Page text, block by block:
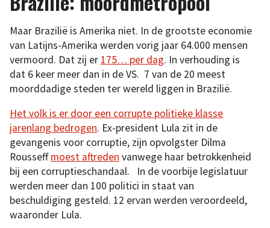
Maar Brazilië is Amerika niet. In de grootste economie
van Latijns-Amerika werden vorig jaar 64.000 mensen
vermoord. Dat zij er 175… per dag. In verhouding is
dat 6 keer meer dan in de VS. 7 van de 20 meest
moorddadige steden ter wereld liggen in Brazilië.
Het volk is er door een corrupte politieke klasse
jarenlang bedrogen. Ex-president Lula zit in de
gevangenis voor corruptie, zijn opvolgster Dilma
Rousseffmoest aftreden vanwege haar betrokkenheid
bij een corruptieschandaal. In de voorbije legislatuur
werden meer dan 100 politici in staat van
beschuldiging gesteld. 12 ervan werden veroordeeld,
waaronder Lula.